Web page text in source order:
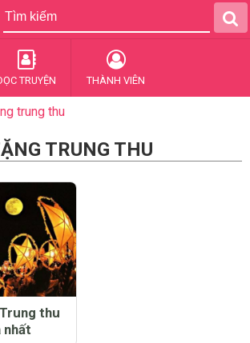
TRUYỆN THÀNH VIÊN
trung thu
TRUNG THU
thu
nhất